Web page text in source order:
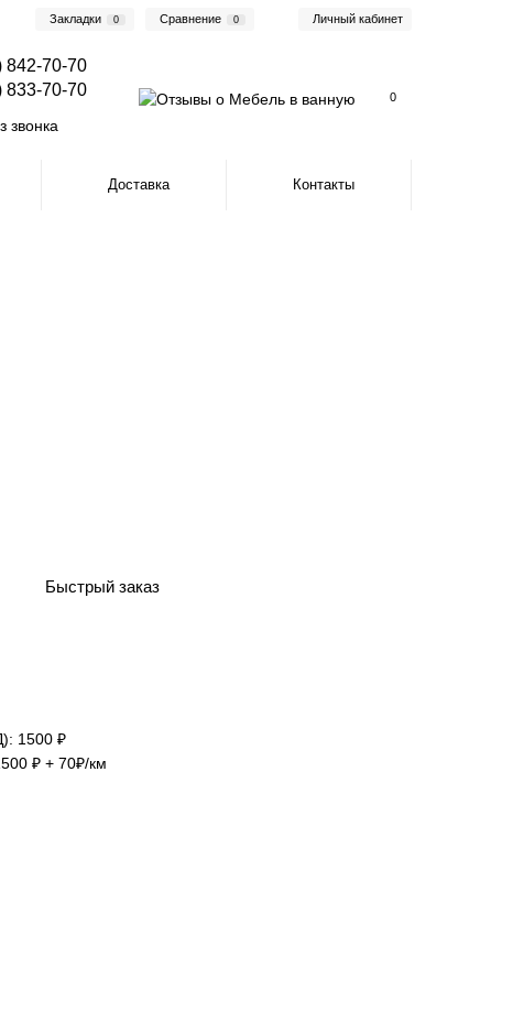
Закладки 0 Сравнение 0 Личный кабинет
842-70-70
833-70-70
звонка
0
Доставка Контакты
Быстрый заказ
1500 ₽
₽ + 70₽/км